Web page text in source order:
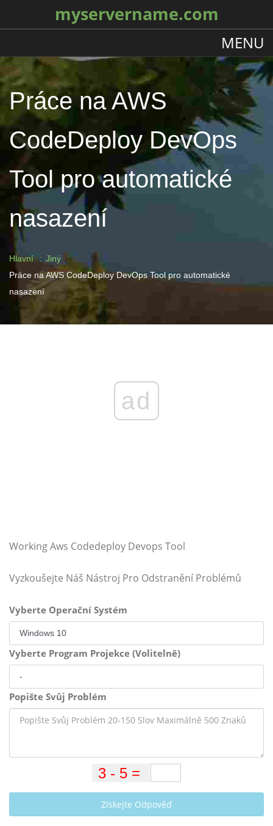
myservername.com
MENU
Práce na AWS
CodeDeploy DevOps
Tool pro automatické
nasazení
Hlavní
Jiný
Práce na AWS CodeDeploy DevOps Tool pro automatické
nasazení
ad
Working Aws Codedeploy Devops Tool
Vyzkoušejte Náš Nástroj Pro Odstranění Problémů
Vyberte Operační Systém
Vyberte Program Projekce (Volitelně)
Popište Svůj Problém
Získejte Odpověď